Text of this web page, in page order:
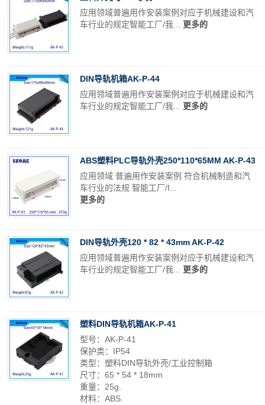
应用领域普遍用作安装案例对应于机械建设和汽
车行业的规定智能工厂/我... 更多的
DIN导轨机箱AK-P-44
应用领域普遍用作安装案例对应于机械建设和汽
车行业的规定智能工厂/我... 更多的
ABS塑料PLC导轨外壳250*110*65MM AK-P-43
应用领域 普遍用作安装案例 符合机械制造和汽
车行业的法规 智能工厂/I...
更多的
DIN导轨外壳120 * 82 * 43mm AK-P-42
应用领域普遍用作安装案例对应于机械建设和汽
车行业的规定智能工厂/我... 更多的
塑料DIN导轨机箱AK-P-41
型号：AK-P-41
保护类：IP54
类型：塑料DIN导轨外壳/工业控制箱
尺寸：65 * 54 * 18mm
重量：25g.
材料：ABS.